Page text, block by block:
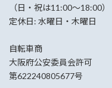
（日・祝は11:00〜18:00）
定休日: 水曜日・木曜日
自転車商
大阪府公安委員会許可
第622240805677号